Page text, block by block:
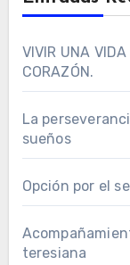
VIVIR UNA
CORAZÓN.
La
sueños
Opción por el
teresiana